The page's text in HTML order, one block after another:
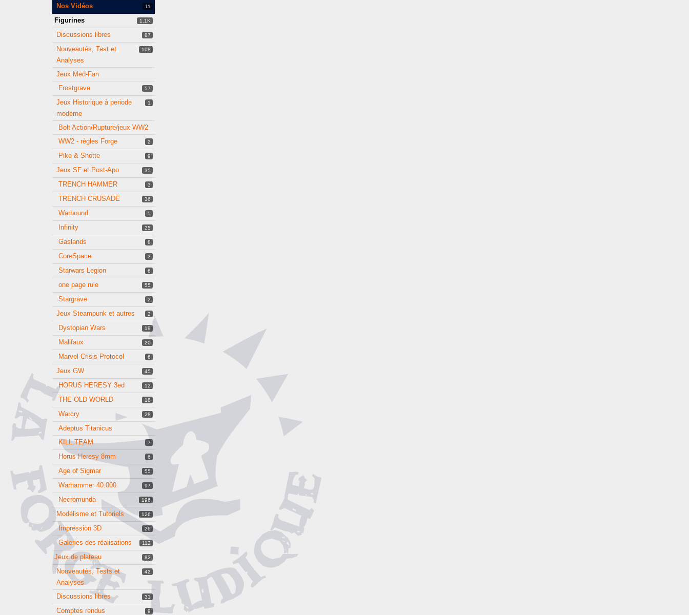
11
Nos Vidéos
1.1K
Figurines
87
Discussions libres
108
Nouveautés, Test et
Analyses
Jeux Med-Fan
57
Frostgrave
1
Jeux Historique à periode
moderne
Bolt Action/Rupture/jeux WW2
2
WW2 - règles Forge
9
Pike & Shotte
35
Jeux SF et Post-Apo
3
TRENCH HAMMER
36
TRENCH CRUSADE
5
Warbound
25
Infinity
8
Gaslands
3
CoreSpace
6
Starwars Legion
55
one page rule
2
Stargrave
2
Jeux Steampunk et autres
19
Dystopian Wars
20
Malifaux
6
Marvel Crisis Protocol
45
Jeux GW
12
HORUS HERESY 3ed
18
THE OLD WORLD
28
Warcry
Adeptus Titanicus
7
KILL TEAM
6
Horus Heresy 8mm
55
Age of Sigmar
97
Warhammer 40.000
196
Necromunda
126
Modélisme et Tutoriels
26
Impression 3D
112
Galeries des réalisations
82
Jeux de plateau
42
Nouveautés, Tests et
Analyses
31
Discussions libres
9
Comptes rendus